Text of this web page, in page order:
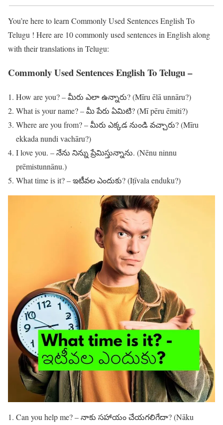
You’re here to learn Commonly Used Sentences English To
Telugu ! Here are 10 commonly used sentences in English along
with their translations in Telugu:
Commonly Used Sentences English To Telugu –
How are you? – మీరు ఎలా ఉన్నారు? (Mīru ēlā unnāru?)
What is your name? – మీ పేరు ఏమిటి? (Mī pēru ēmiti?)
Where are you from? – మీరు ఎక్కడ నుండి వచ్చారు? (Mīru
ekkada nundi vachāru?)
I love you. – నేను నిన్ను ప్రేమిస్తున్నాను. (Nēnu ninnu
prēmistunnānu.)
What time is it? – ఇటీవల ఎందుకు? (Iṭīvala enduku?)
Can you help me? – నాకు సహాయం చేయగలిగేదా? (Nāku